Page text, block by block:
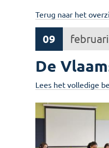
Terug naar het
09
De
Lees het volledige